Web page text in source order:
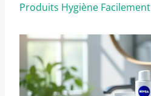
Produits Hygiène Facilement